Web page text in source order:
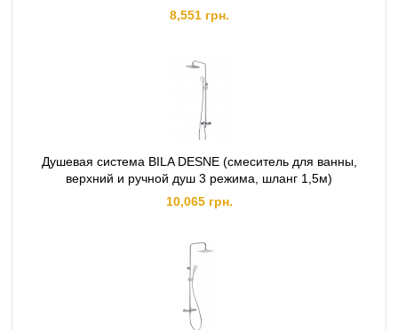
8,551 грн.
Душевая система BILA DESNE (смеситель для ванны,
верхний и ручной душ 3 режима, шланг 1,5м)
10,065 грн.